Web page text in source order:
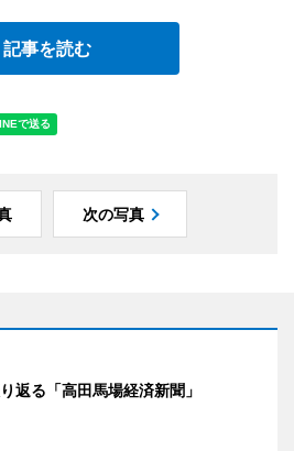
記事を読む
次の写真
返る「高田馬場経済新聞」